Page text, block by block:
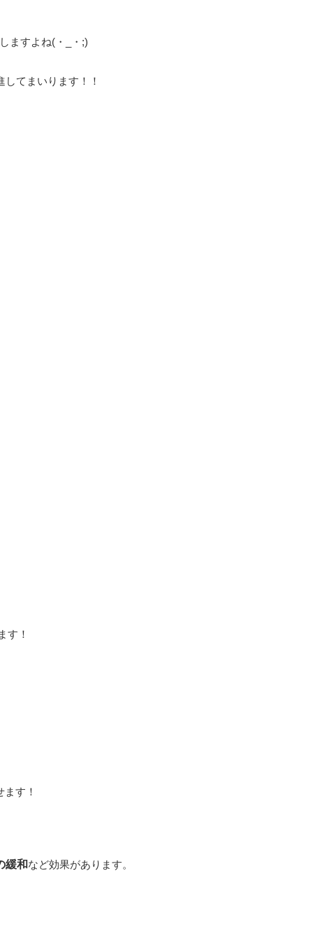
ますよね(・_・;)
てまいります！！
す！
す！
緩和など効果があります。